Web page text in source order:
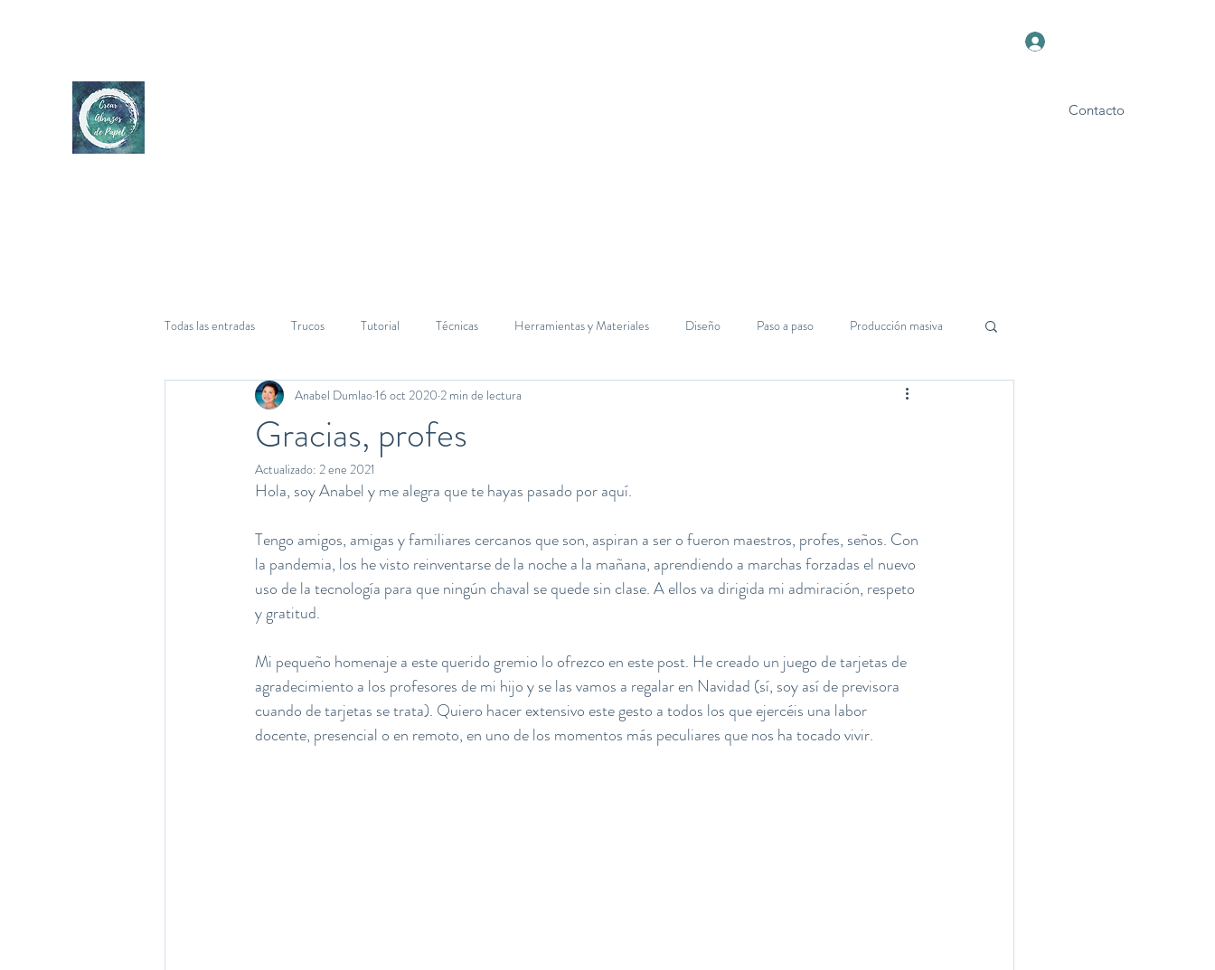
Contacto
Todas las entradas Trucos Tutorial Técnicas Herramientas y Materiales Diseño Paso a paso Producción masiva
Cumpleaños
Gracias, profes
Anabel Dumlao16 oct 2020 2 min de lectura
Actualizado: 2 ene 2021
Hola, soy Anabel y me alegra que te hayas pasado por aquí.
Tengo amigos, amigas y familiares cercanos que son, aspiran a ser o fueron maestros, profes, seños. Con
la pandemia, los he visto reinventarse de la noche a la mañana, aprendiendo a marchas forzadas el nuevo
uso de la tecnología para que ningún chaval se quede sin clase. A ellos va dirigida mi admiración, respeto
y gratitud.
Mi pequeño homenaje a este querido gremio lo ofrezco en este post. He creado un juego de tarjetas de
agradecimiento a los profesores de mi hijo y se las vamos a regalar en Navidad (sí, soy así de previsora
cuando de tarjetas se trata). Quiero hacer extensivo este gesto a todos los que ejercéis una labor
docente, presencial o en remoto, en uno de los momentos más peculiares que nos ha tocado vivir.